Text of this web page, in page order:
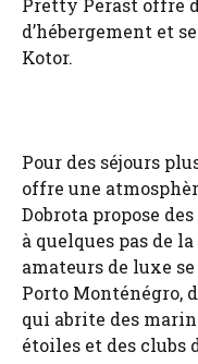
Pretty Perast offre
d’hébergement et
Kotor.
Pour des séjours
offre une
Dobrota propose
à quelques pas de
amateurs de luxe
Porto Monténégro,
qui abrite des
étoiles et des clubs